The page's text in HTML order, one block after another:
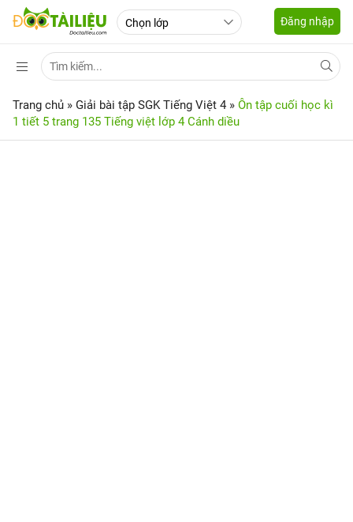
Đăng nhập
Trang chủ » Giải bài tập SGK Tiếng Việt 4 » Ôn tập cuối học kì
1 tiết 5 trang 135 Tiếng việt lớp 4 Cánh diều